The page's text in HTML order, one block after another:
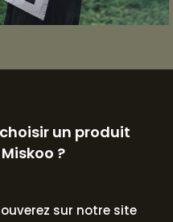
un produit
Miskoo ?
sur notre site